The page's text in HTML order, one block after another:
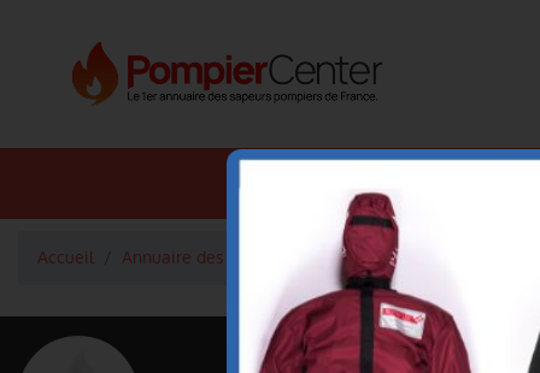
Accueil Annuaire des pompiers Commandant SEVE Laurent
< Retour à la liste des pompiers